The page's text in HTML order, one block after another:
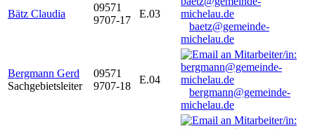
Bätz Claudia
09571
9707-17
E.03
baetz@gemeinde-
michelau.de
Bergmann Gerd
Sachgebietsleiter
09571
9707-18
E.04
bergmann@gemeinde-
michelau.de